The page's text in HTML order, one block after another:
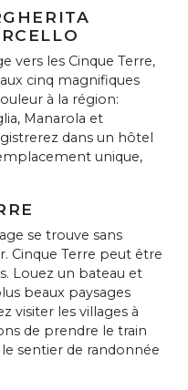
vers les Cinque Terre,
cinq magnifiques
à la région:
Manarola et
dans un hôtel
unique,
se trouve sans
Cinque Terre peut être
Louez un bateau et
beaux paysages
visiter les villages à
de prendre le train
sentier de randonnée